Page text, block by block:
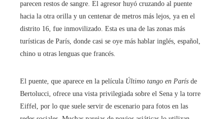
parecen restos de sangre. El agresor huyó cruzando al puente
hacia la otra orilla y un centenar de metros más lejos, ya en el
distrito 16, fue inmovilizado. Esta es una de las zonas más
turísticas de París, donde casi se oye más hablar inglés, español,
chino u otras lenguas que francés.
El puente, que aparece en la película Último tango en París de
Bertolucci, ofrece una vista privilegiada sobre el Sena y la torre
Eiffel, por lo que suele servir de escenario para fotos en las